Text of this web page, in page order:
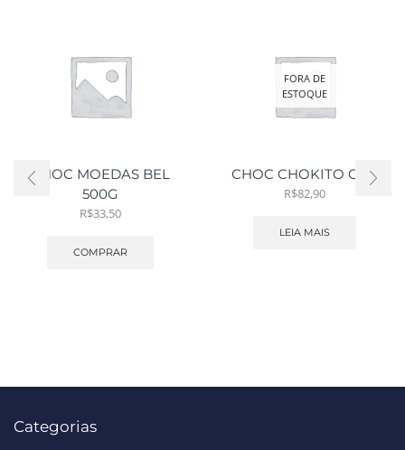
CHOC MOEDAS BEL
500G
R$33,50
COMPRAR
FORA DE
ESTOQUE
CHOC CHOKITO C/30
R$82,90
LEIA MAIS
Categorias